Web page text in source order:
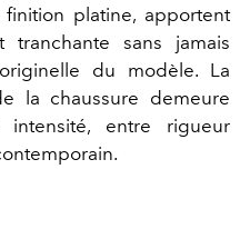
finition platine, apportent
sans jamais
du modèle. La
la chaussure demeure
entre rigueur